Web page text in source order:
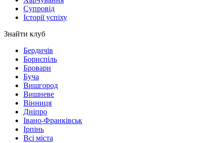
Супровід
Історії успіху
Знайти клуб
Бердичів
Бориспіль
Бровари
Буча
Вишгород
Вишневе
Вінниця
Дніпро
Івано-Франківськ
Ірпінь
Всі міста